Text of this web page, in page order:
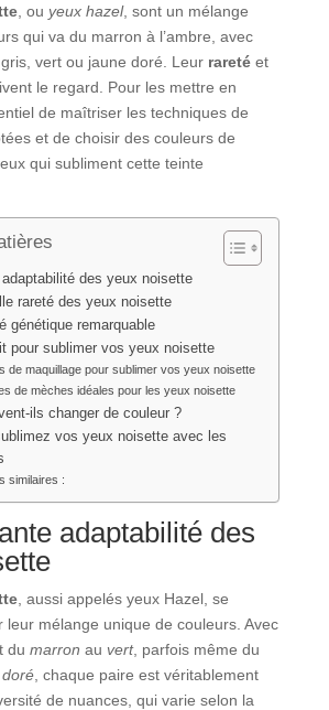
, ou yeux hazel, sont un mélange
qui va du marron à l’ambre, avec
vert ou jaune doré. Leur raretéet
le regard. Pour les mettre en
de maîtriser les techniques de
et de choisir des couleurs de
qui subliment cette teinte
adaptabilité des yeux noisette
rareté des yeux noisette
génétique remarquable
pour sublimer vos yeux noisette
de maquillage pour sublimer vos yeux noisette
de mèches idéales pour les yeux noisette
ils changer de couleur ?
vos yeux noisette avec les
similaires :
adaptabilité des
, aussi appelés yeux Hazel, se
leur mélange unique de couleurs. Avec
du marron au vert, parfois même du
, chaque paire est véritablement
de nuances, qui varie selon la